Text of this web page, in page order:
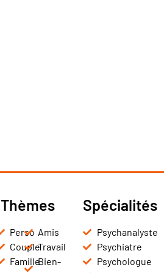
Thèmes
Perso
Couple
Famille
Amis
Travail
Bien-
Spécialités
Psychanalyste
Psychiatre
Psychologue